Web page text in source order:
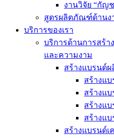
งานวิจัย “กัญ
สูตรผลิตภัณฑ์ด้านง
บริการของเรา
บริการด้านการสร้
และความงาม
สร้างแบรนด์
สร้างแ
สร้างแ
สร้างแ
สร้างแ
สร้างแบรนด์